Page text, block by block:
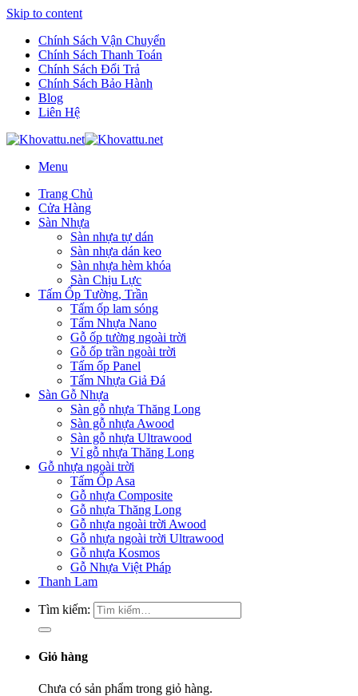
Skip to content
Chính Sách Vận Chuyển
Chính Sách Thanh Toán
Chính Sách Đổi Trả
Chính Sách Bảo Hành
Blog
Liên Hệ
Menu
Trang Chủ
Cửa Hàng
Sàn Nhựa
Sàn nhựa tự dán
Sàn nhựa dán keo
Sàn nhựa hèm khóa
Sàn Chịu Lực
Tấm Ốp Tường, Trần
Tấm ốp lam sóng
Tấm Nhựa Nano
Gỗ ốp tường ngoài trời
Gỗ ốp trần ngoài trời
Tấm ốp Panel
Tấm Nhựa Giả Đá
Sàn Gỗ Nhựa
Sàn gỗ nhựa Thăng Long
Sàn gỗ nhựa Awood
Sàn gỗ nhựa Ultrawood
Vỉ gỗ nhựa Thăng Long
Gỗ nhựa ngoài trời
Tấm Ốp Asa
Gỗ nhựa Composite
Gỗ nhựa Thăng Long
Gỗ nhựa ngoài trời Awood
Gỗ nhựa ngoài trời Ultrawood
Gỗ nhựa Kosmos
Gỗ Nhựa Việt Pháp
Thanh Lam
Tìm kiếm:
Giỏ hàng
Chưa có sản phẩm trong giỏ hàng.